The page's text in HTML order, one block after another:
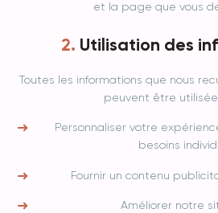
et la page que vous
Utilisation des
Toutes les informations que nous
peuvent être
Personnaliser votre
besoins
Fournir un contenu
Améliorer notre